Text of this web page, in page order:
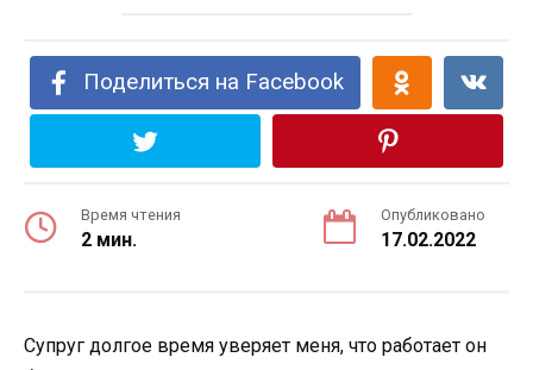
Поделиться на Facebook
Время чтения
2 мин.
Опубликовано
17.02.2022
Супруг долгое время уверяет меня, что работает он